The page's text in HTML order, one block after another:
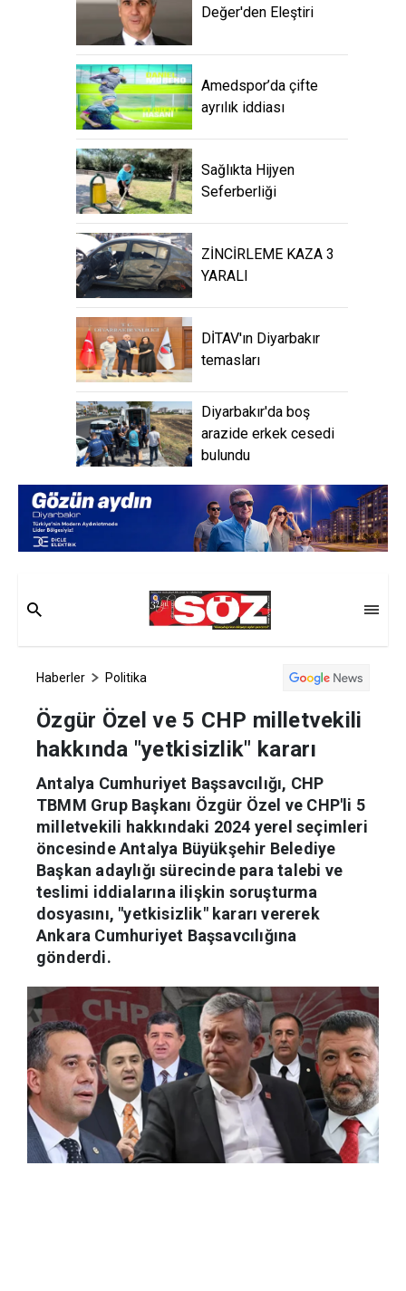
Değer'den Eleştiri
Amedspor’da çifte
ayrılık iddiası
Sağlıkta Hijyen
Seferberliği
ZİNCİRLEME KAZA 3
YARALI
DİTAV'ın Diyarbakır
temasları
Diyarbakır'da boş
arazide erkek cesedi
bulundu
Haberler Politika
Özgür Özel ve 5 CHP milletvekili
hakkında "yetkisizlik" kararı
Antalya Cumhuriyet Başsavcılığı, CHP
TBMM Grup Başkanı Özgür Özel ve CHP'li 5
milletvekili hakkındaki 2024 yerel seçimleri
öncesinde Antalya Büyükşehir Belediye
Başkan adaylığı sürecinde para talebi ve
teslimi iddialarına ilişkin soruşturma
dosyasını, "yetkisizlik" kararı vererek
Ankara Cumhuriyet Başsavcılığına
gönderdi.